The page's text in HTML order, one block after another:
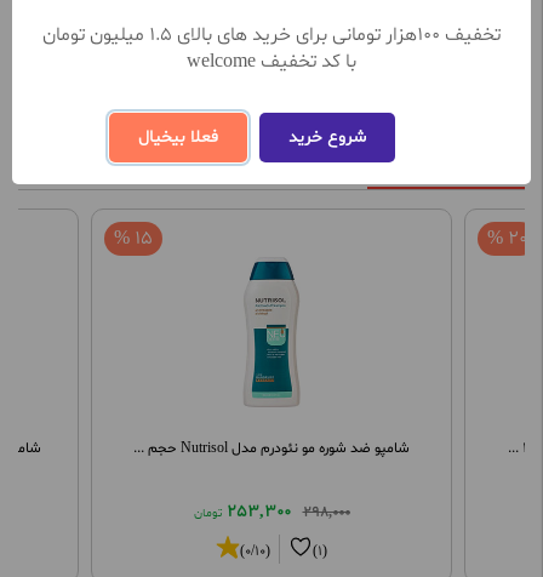
ثبت و ارسال نظر
محصولات مشابه
شامپو ضد شوره مو نئودرم مدل Nutrisol حجم ...
298,000
253,300 تومان
15 %
(1)
(0/10)
20 %
تخفیف 100هزار تومانی برای خرید های بالای 1.5 میلیون تومان
با کد تخفیف welcome
شروع خرید فعلا بیخیال